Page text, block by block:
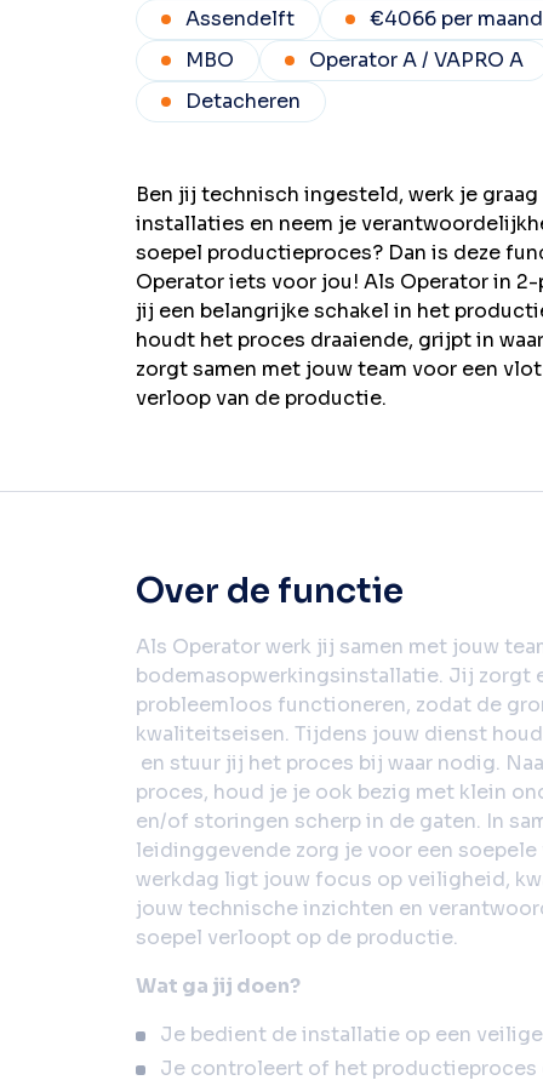
Assendelft
€4066 per maand
MBO
Operator A / VAPRO A
Detacheren
Ben jij technisch ingesteld, werk je
installaties en neem je
soepel productieproces? Dan is deze
Operator iets voor jou! Als Operator in
jij een belangrijke schakel in het
houdt het proces draaiende, grijpt in
zorgt samen met jouw team voor een
verloop van de productie.
Over de functie
Als Operator werk jij samen met jouw
bodemasopwerkingsinstallatie. Jij zorgt
probleemloos functioneren, zodat de
kwaliteitseisen. Tijdens jouw dienst
en stuur jij het proces bij waar nodig.
proces, houd je je ook bezig met klein
en/of storingen scherp in de gaten. In
leidinggevende zorg je voor een
werkdag ligt jouw focus op veiligheid,
jouw technische inzichten en
soepel verloopt op de productie.
Wat ga jij doen?
Je bedient de installatie op een
Je controleert of het productieproces